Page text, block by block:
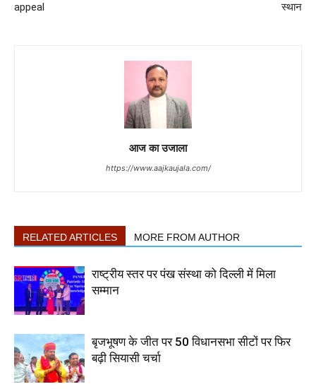
appeal
स्थान
आज का उजाला
https://www.aajkaujala.com/
RELATED ARTICLES MORE FROM AUTHOR
राष्ट्रीय स्तर पर पंख संस्था को दिल्ली में मिला
सम्मान
बृजभूषण के जीत पर 50 विधानसभा सीटों पर फिर
बढ़ी सियासी चर्चा